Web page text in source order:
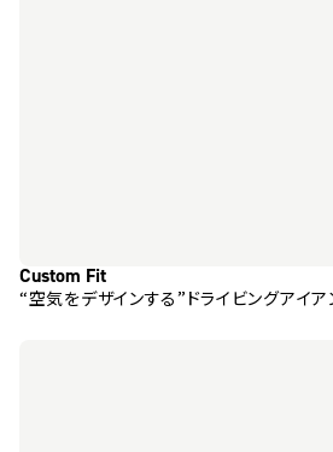
Custom Fit
“空気をデザインする”ドライビングアイア